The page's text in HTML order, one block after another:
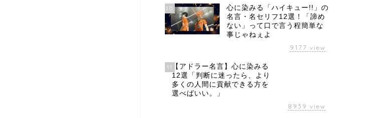
10
心に染みる「ハイキュー!!」の
名言・名セリフ12選！「諦め
ない」って口で言う程簡単な
事じゃねぇよ
9177 view
11 【アドラー名言】心に染みる
12選「判断に迷ったら、より
多くの人間に貢献できる方を
選べばいい。」
8939 view